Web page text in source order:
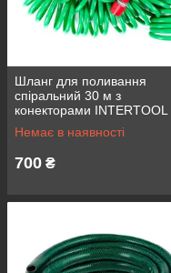
Шланг для поливання
спіральний 30 м з
конекторами INTERTOOL
GE-4003
Немає в наявності
700 ₴